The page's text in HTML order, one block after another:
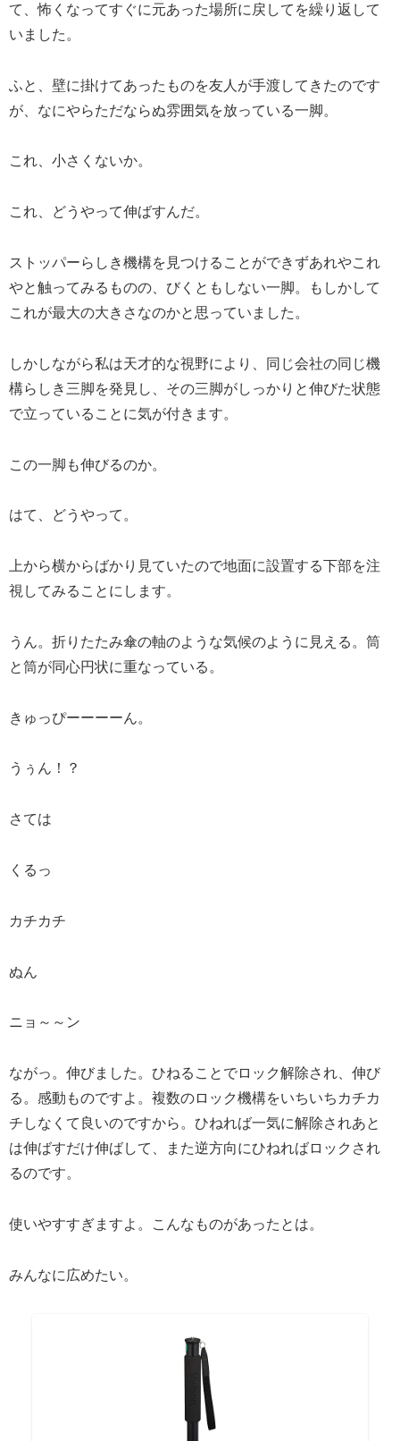
て、怖くなってすぐに元あった場所に戻してを繰り返して
いました。
ふと、壁に掛けてあったものを友人が手渡してきたのです
が、なにやらただならぬ雰囲気を放っている一脚。
これ、小さくないか。
これ、どうやって伸ばすんだ。
ストッパーらしき機構を見つけることができずあれやこれ
やと触ってみるものの、びくともしない一脚。もしかして
これが最大の大きさなのかと思っていました。
しかしながら私は天才的な視野により、同じ会社の同じ機
構らしき三脚を発見し、その三脚がしっかりと伸びた状態
で立っていることに気が付きます。
この一脚も伸びるのか。
はて、どうやって。
上から横からばかり見ていたので地面に設置する下部を注
視してみることにします。
うん。折りたたみ傘の軸のような気候のように見える。筒
と筒が同心円状に重なっている。
きゅっぴーーーーん。
うぅん！？
さては
くるっ
カチカチ
ぬん
ニョ～～ン
ながっ。伸びました。ひねることでロック解除され、伸び
る。感動ものですよ。複数のロック機構をいちいちカチカ
チしなくて良いのですから。ひねれば一気に解除されあと
は伸ばすだけ伸ばして、また逆方向にひねればロックされ
るのです。
使いやすすぎますよ。こんなものがあったとは。
みんなに広めたい。